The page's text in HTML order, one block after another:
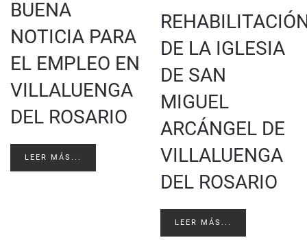
BUENA
NOTICIA PARA
EL EMPLEO EN
VILLALUENGA
DEL ROSARIO
LEER MÁS...
DE LA IGLESIA
DE SAN
MIGUEL
ARCÁNGEL DE
VILLALUENGA
DEL ROSARIO
LEER MÁS...